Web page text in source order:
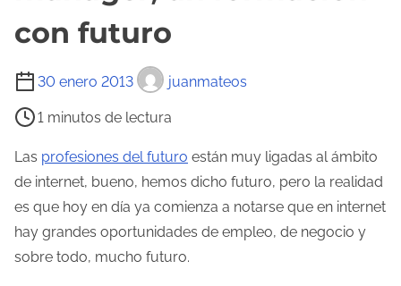
con futuro
30 enero 2013 juanmateos
T
e
m
p
o
d
e
1 minutos de lectura
Las profesiones del futuro están muy ligadas al ámbito
de internet, bueno, hemos dicho futuro, pero la realidad
es que hoy en día ya comienza a notarse que en internet
hay grandes oportunidades de empleo, de negocio y
sobre todo, mucho futuro.